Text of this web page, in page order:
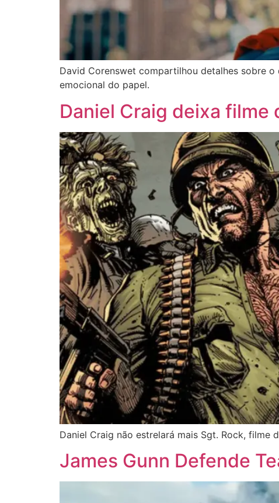
David Corenswet compartilhou detalhes sobre
emocional do papel.
Daniel Craig deixa filme
Daniel Craig não estrelará mais Sgt. Rock, filme
James Gunn Defende